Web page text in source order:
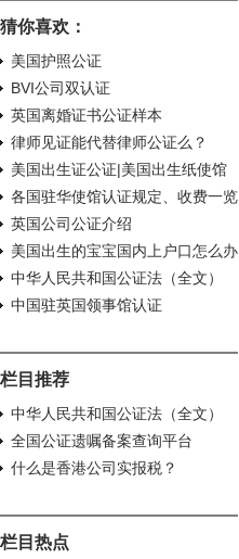
猜你喜欢：
美国护照公证
BVI公司双认证
英国离婚证书公证样本
律师见证能代替律师公证么？
美国出生证公证|美国出生纸使馆
认证
各国驻华使馆认证规定、收费一览
表
英国公司公证介绍
美国出生的宝宝国内上户口怎么办
理使馆认证？
中华人民共和国公证法（全文）
中国驻英国领事馆认证
栏目推荐
中华人民共和国公证法（全文）
全国公证遗嘱备案查询平台
什么是香港公司实报税？
栏目热点